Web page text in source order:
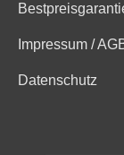
Impressum /
Datenschutz